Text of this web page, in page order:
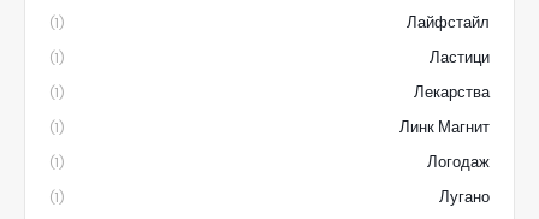
Лайфстайл
(1)
Ластици
(1)
Лекарства
(1)
Линк Магнит
(1)
Логодаж
(1)
Лугано
(1)